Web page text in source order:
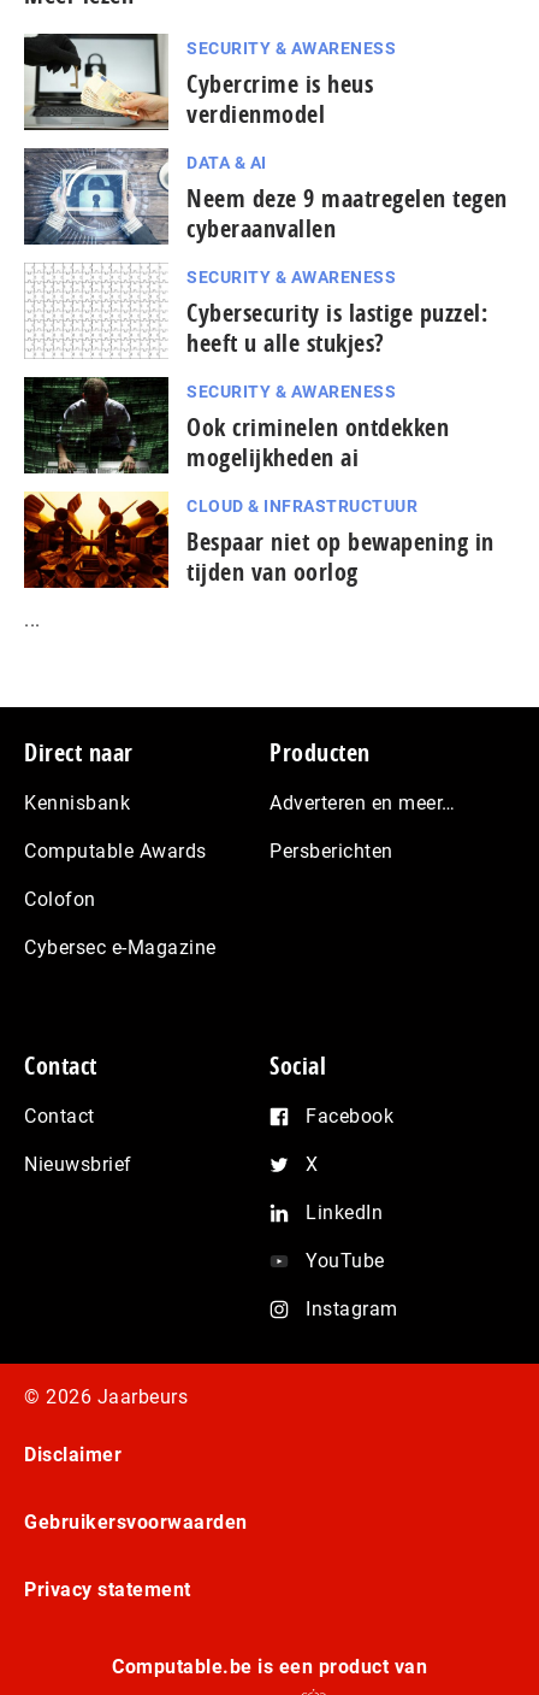
SECURITY & AWARENESS
Cybercrime is heus
verdienmodel
DATA & AI
Neem deze 9 maatregelen tegen
cyberaanvallen
SECURITY & AWARENESS
Cybersecurity is lastige puzzel:
heeft u alle stukjes?
SECURITY & AWARENESS
Ook criminelen ontdekken
mogelijkheden ai
CLOUD & INFRASTRUCTUUR
Bespaar niet op bewapening in
tijden van oorlog
...
Footer
Direct naar
Kennisbank
Computable Awards
Colofon
Cybersec e-Magazine
Producten
Adverteren en meer…
Persberichten
Contact
Contact
Nieuwsbrief
Social
Facebook
X
LinkedIn
YouTube
Instagram
© 2026 Jaarbeurs
Disclaimer
Gebruikersvoorwaarden
Privacy statement
Computable.be is een product van